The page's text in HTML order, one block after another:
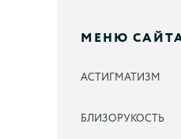
МЕНЮ
АСТИГМАТИЗМ
БЛИЗОРУКОСТЬ